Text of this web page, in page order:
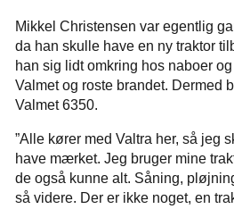
Mikkel Christensen var egentlig
da han skulle have en ny traktor
han sig lidt omkring hos naboer
Valmet og roste brandet. Dermed
Valmet 6350.
”Alle kører med Valtra her, så jeg
have mærket. Jeg bruger mine
de også kunne alt. Såning,
så videre. Der er ikke noget, en